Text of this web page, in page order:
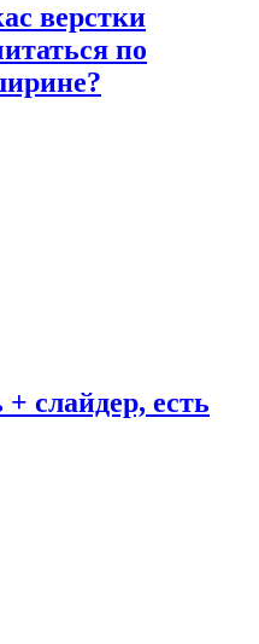
верстки
по
слайдер, есть